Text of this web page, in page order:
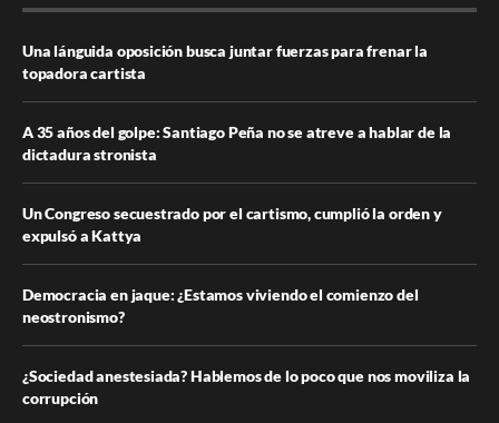
Una lánguida oposición busca juntar fuerzas para frenar la
topadora cartista
A 35 años del golpe: Santiago Peña no se atreve a hablar de la
dictadura stronista
Un Congreso secuestrado por el cartismo, cumplió la orden y
expulsó a Kattya
Democracia en jaque: ¿Estamos viviendo el comienzo del
neostronismo?
¿Sociedad anestesiada? Hablemos de lo poco que nos moviliza la
corrupción